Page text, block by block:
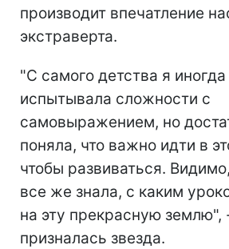
производит впечатление
экстраверта.
"С самого детства я иногда
испытывала сложности с
самовыражением, но
поняла, что важно идти в
чтобы развиваться.
все же знала, с каким
на эту прекрасную землю",
призналась звезда.